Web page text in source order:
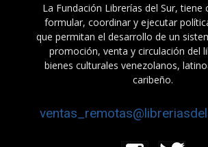
La Fundación Librerías del Sur, tiene
formular, coordinar y ejecutar
que permitan el desarrollo de un
promoción, venta y circulación del
bienes culturales venezolanos,
caribeño.